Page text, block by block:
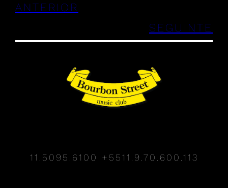
ANTERIOR
SEGUINTE
11.5095.6100 +5511.9.70.600.113